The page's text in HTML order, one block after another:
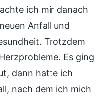
ich mir danach
Anfall und
Trotzdem
Es ging
dann hatte ich
nach dem ich mich